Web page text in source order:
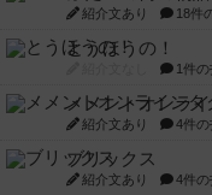
紹介文あり 18件
とうほうの！
1件の
メメントオンラ
紹介文あり 4件の
ブリックス
紹介文あり 4件の